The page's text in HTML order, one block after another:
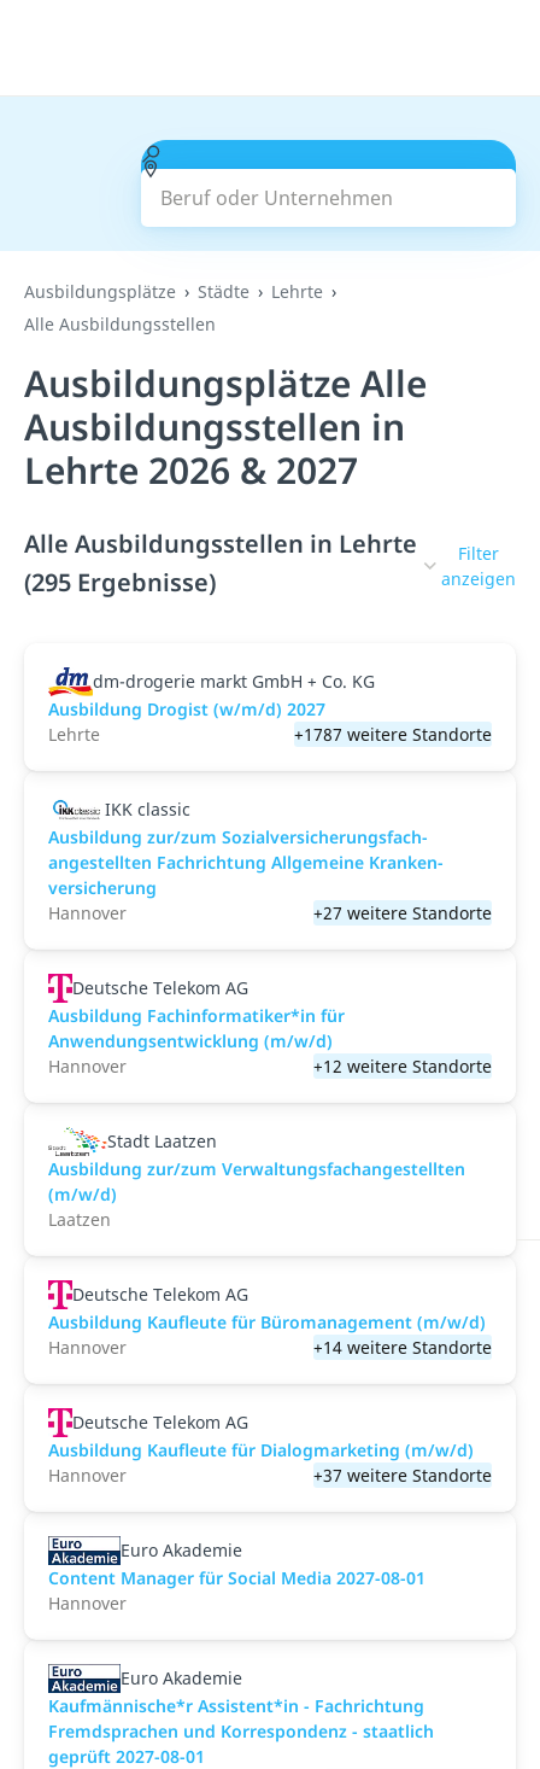
Beruf oder Unternehmen
Suchen
Ausbildungsplätze Städte
Lehrte
Alle Ausbildungsstellen
Ausbildungsplätze Alle
Ausbildungsstellen in
Lehrte 2026 & 2027
Alle Ausbildungsstellen in Lehrte
(295 Ergebnisse)
Filter
anzeigen
dm-drogerie markt GmbH + Co. KG
Ausbildung Drogist (w/m/d) 2027
Lehrte
+1787 weitere Standorte
IKK classic
Aus­bild­ung zur/zum Sozial­versicher­ungs­fach­
angestellten­ Fach­richtung All­gemeine Kranken­
versicher­ung
Hannover
+27 weitere Standorte
Deutsche Telekom AG
Ausbildung Fachinformatiker*in für
Anwendungsentwicklung (m/w/d)
Hannover
+12 weitere Standorte
Stadt Laatzen
Ausbildung zur/zum Verwaltungsfachangestellten
(m/w/d)
Laatzen
Deutsche Telekom AG
Ausbildung Kaufleute für Büromanagement (m/w/d)
Hannover
+14 weitere Standorte
Deutsche Telekom AG
Ausbildung Kaufleute für Dialogmarketing (m/w/d)
Hannover
+37 weitere Standorte
Euro Akademie
Content Manager für Social Media 2027-08-01
Hannover
Euro Akademie
Kaufmännische*r Assistent*in - Fachrichtung
Fremdsprachen und Korrespondenz - staatlich
geprüft 2027-08-01